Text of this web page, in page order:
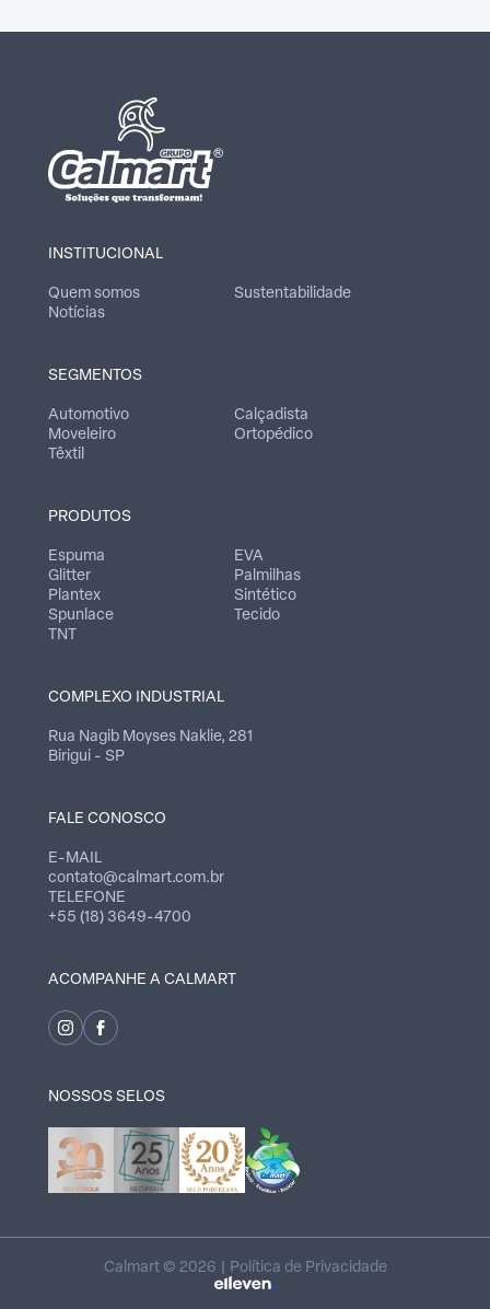
INSTITUCIONAL
Quem somos
Sustentabilidade
Notícias
SEGMENTOS
Automotivo
Calçadista
Moveleiro
Ortopédico
Têxtil
PRODUTOS
Espuma
EVA
Glitter
Palmilhas
Plantex
Sintético
Spunlace
Tecido
TNT
COMPLEXO INDUSTRIAL
Rua Nagib Moyses Naklie, 281
Birigui - SP
FALE CONOSCO
E-MAIL
contato@calmart.com.br
TELEFONE
+55 (18) 3649-4700
ACOMPANHE A CALMART
NOSSOS SELOS
Calmart © 2026 | Política de Privacidade